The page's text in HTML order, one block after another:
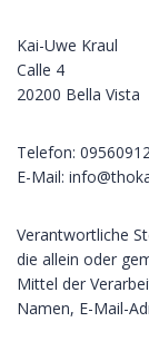
Kai-Uwe Kraul
Calle 4
20200 Bella Vista
Telefon:
E-Mail:
Verantwortliche
die allein oder
Mittel der
Namen, E-Mail-